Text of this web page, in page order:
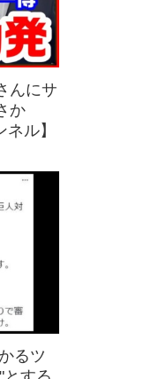
んにサ
か
ル】
るツ